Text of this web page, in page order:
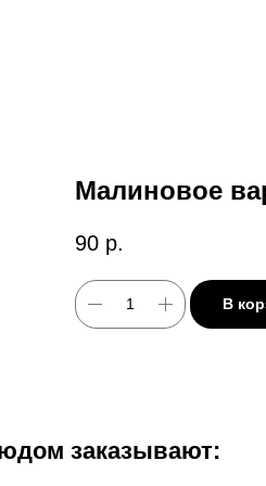
Малиновое
90 р.
В
заказывают: